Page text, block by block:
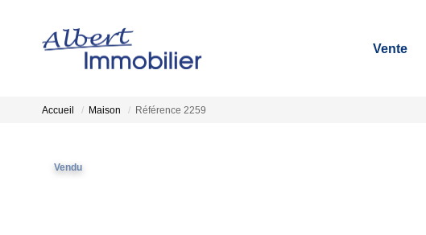
Vente
Accueil Maison Référence 2259
Vendu